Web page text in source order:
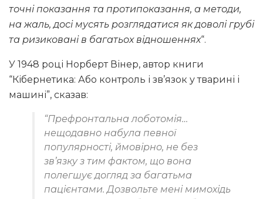
точні показання та протипоказання, а методи,
на жаль, досі мусять розглядатися як доволі грубі
та ризиковані в багатьох відношеннях“.
У 1948 році Норберт Вінер, автор книги
“Кібернетика: Або контроль і зв’язок у тварині і
машині”, сказав:
“Префронтальна лоботомія…
нещодавно набула певної
популярності, ймовірно, не без
зв’язку з тим фактом, що вона
полегшує догляд за багатьма
пацієнтами. Дозвольте мені мимохідь